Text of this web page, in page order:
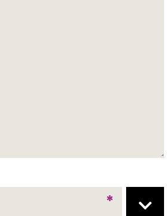
*